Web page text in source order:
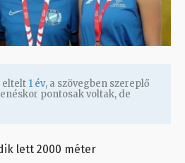
eltelt 1 év, a szövegben szereplő
pontosak voltak, de
lett 2000 méter